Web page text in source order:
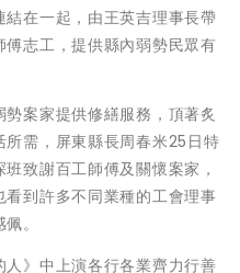
在一起，由王英吉理事長帶
志工，提供縣內弱勢民眾有
案家提供修繕服務，頂著炙
需，屏東縣長周春米25日特
致謝百工師傅及關懷案家，
到許多不同業種的工會理事
。
》中上演各行各業齊力行善